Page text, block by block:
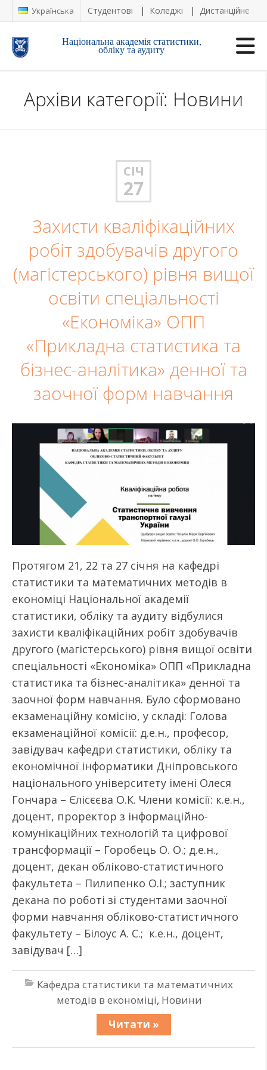
Українська Студентові Коледжі Дистанційне
Національна академія статистики,
обліку та аудиту
Архіви категорії: Новини
СІЧ
27
Захисти кваліфікаційних
робіт здобувачів другого
(магістерського) рівня вищої
освіти спеціальності
«Економіка» ОПП
«Прикладна статистика та
бізнес-аналітика» денної та
заочної форм навчання
Протягом 21, 22 та 27 січня на кафедрі
статистики та математичних методів в
економіці Національної академії
статистики, обліку та аудиту відбулися
захисти кваліфікаційних робіт здобувачів
другого (магістерського) рівня вищої освіти
спеціальності «Економіка» ОПП «Прикладна
статистика та бізнес-аналітика» денної та
заочної форм навчання. Було сформовано
екзаменаційну комісію, у складі: Голова
екзаменаційної комісії: д.е.н., професор,
завідувач кафедри статистики, обліку та
економічної інформатики Дніпровського
національного університету імені Олеся
Гончара – Єлісєєва О.К. Члени комісії: к.е.н.,
доцент, проректор з інформаційно-
комунікаційних технологій та цифрової
трансформації – Горобець О. О.; д.е.н.,
доцент, декан обліково-статистичного
факультета – Пилипенко О.І.; заступник
декана по роботі зі студентами заочної
форми навчання обліково-статистичного
факультету – Білоус А. С.; к.е.н., доцент,
завідувач […]
Кафедра статистики та математичних
методів в економіці, Новини
Читати »